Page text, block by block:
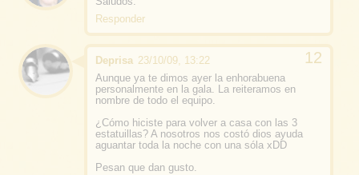
Responder
Deprisa 23/10/09, 13:22
Aunque ya te dimos ayer la enhorabuena
personalmente en la gala. La reiteramos en
nombre de todo el equipo.
¿Cómo hiciste para volver a casa con las 3
estatuillas? A nosotros nos costó dios ayuda
aguantar toda la noche con una sóla xDD
Pesan que dan gusto.